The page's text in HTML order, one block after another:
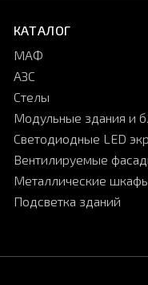
КАТАЛОГ
МАФ
АЗС
Стелы
Модульные здания и
Светодиодные LED
Вентилируемые
Металлические
Подсветка зданий